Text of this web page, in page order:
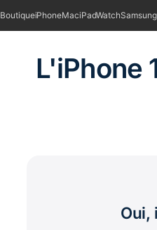
BoutiqueiPhoneMaciPadWatchSamsung
L'iPhone
Oui,